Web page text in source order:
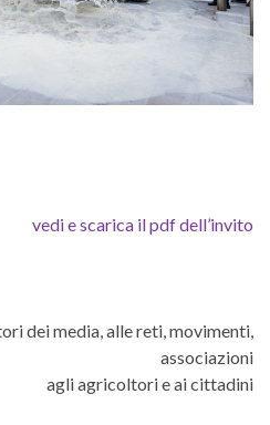
vedi e scarica il pdf dell’invito
dei media, alle reti, movimenti,
associazioni
agli agricoltori e ai cittadini